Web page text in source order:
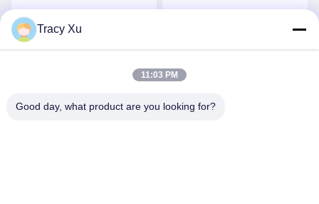
Nói Chuyện Ngay.
Tracy Xu
11:03 PM
Good day, what product are you looking for?